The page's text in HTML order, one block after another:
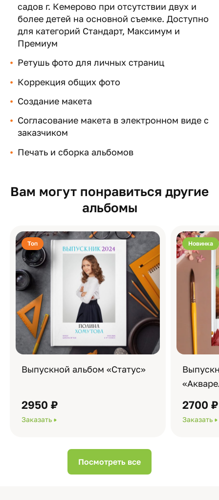
садов г. Кемерово при отсутствии двух и
более детей на основной съемке. Доступно
для категорий Стандарт, Максимум и
Премиум
Ретушь фото для личных страниц
Коррекция общих фото
Создание макета
Согласование макета в электронном виде с
заказчиком
Печать и сборка альбомов
Вам могут понравиться другие
альбомы
Топ
Выпускной альбом «Статус»
2950 ₽
Заказать
Новинка
2700 ₽
Заказать
Посмотреть все